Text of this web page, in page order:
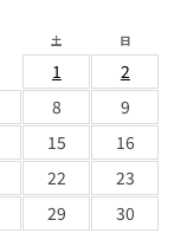
土 日
1
2
8
9
15
16
22
23
29
30